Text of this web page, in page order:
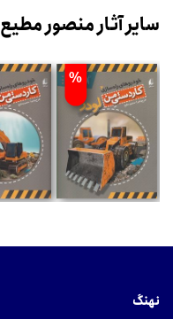
سایر آثار منصور مطیع
%
نهنگ